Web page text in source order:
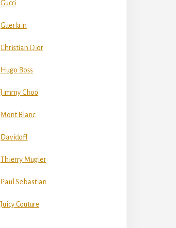
Gucci
Guerlain
Christian Dior
Hugo Boss
Jimmy Choo
Mont Blanc
Davidoff
Thierry Mugler
Paul Sebastian
Juicy Couture